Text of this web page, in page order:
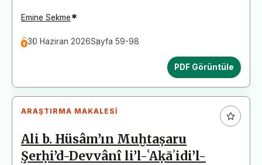
Emine Sekme*
30 Haziran 2026Sayfa 59-98
PDF Görüntüle
ARAŞTIRMA MAKALESI
Ali b. Hüsâm’ın Muḫtaṣaru
Şerḥi’d-Devvânî li’l-ʿAḳāʾidi’l-